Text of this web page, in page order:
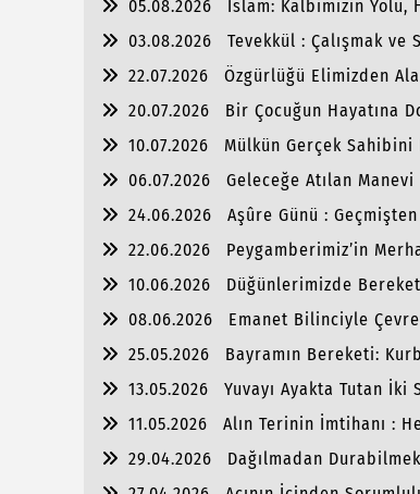
05.08.2026
İslam: Kalbimizin Yolu,
03.08.2026
Tevekkül : Çalışmak ve
22.07.2026
Özgürlüğü Elimizden
20.07.2026
Bir Çocuğun Hayatına
10.07.2026
Mülkün Gerçek Sahibini
06.07.2026
Geleceğe Atılan Manevi
24.06.2026
Aşûre Günü :
22.06.2026
Peygamberimiz’in
10.06.2026
Düğünlerimizde
08.06.2026
Emanet Bilinciyle
25.05.2026
Bayramın Bereketi:
13.05.2026
Yuvayı Ayakta Tutan
11.05.2026
Alın Terinin İmtihanı :
29.04.2026
Dağılmadan Durabilmek